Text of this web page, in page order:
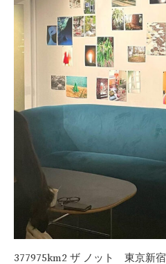
377975km2 ザ ノット 東京新宿